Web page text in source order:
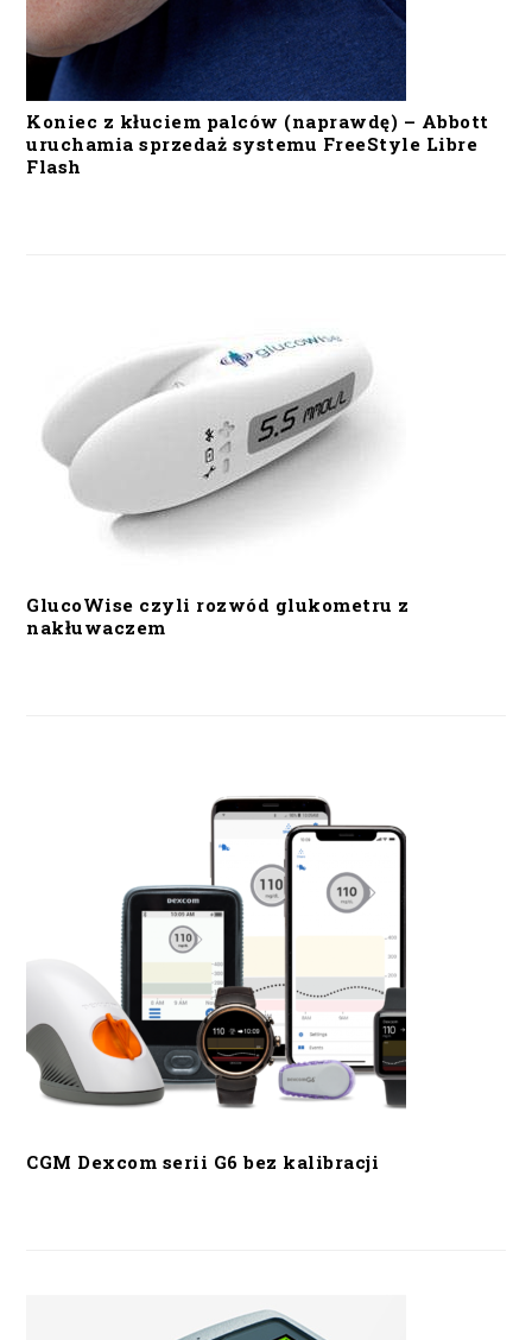
Koniec z kłuciem palców (naprawdę) – Abbott
uruchamia sprzedaż systemu FreeStyle Libre
Flash
GlucoWise czyli rozwód glukometru z
nakłuwaczem
CGM Dexcom serii G6 bez kalibracji